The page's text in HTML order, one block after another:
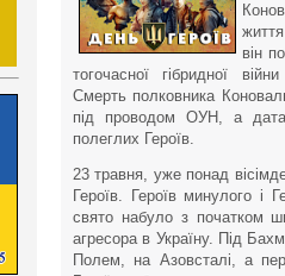
він
тогочасної гібридної
Смерть полковника
під проводом ОУН, а
полеглих Героїв.
23 травня, уже понад
Героїв. Героїв минулого і
свято набуло з початком
агресора в Україну. Під
Полем, на Азовсталі, а